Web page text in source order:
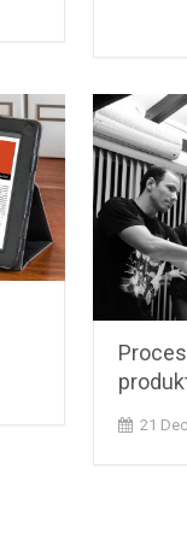
21